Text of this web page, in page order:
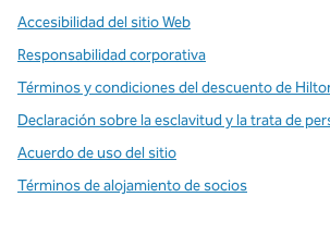
Accesibilidad del sitio Web
Responsabilidad corporativa
Términos y condiciones del descuento de
Declaración sobre la esclavitud y la trata de
Acuerdo de uso del sitio
Términos de alojamiento de socios